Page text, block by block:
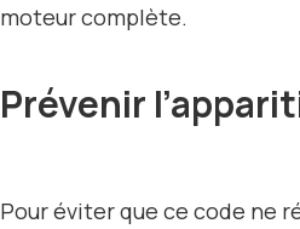
moteur complète.
Prévenir
Pour éviter que ce code ne